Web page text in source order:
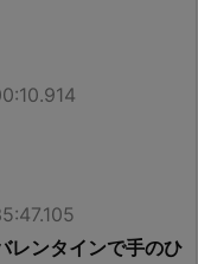
レンタインで手のひ